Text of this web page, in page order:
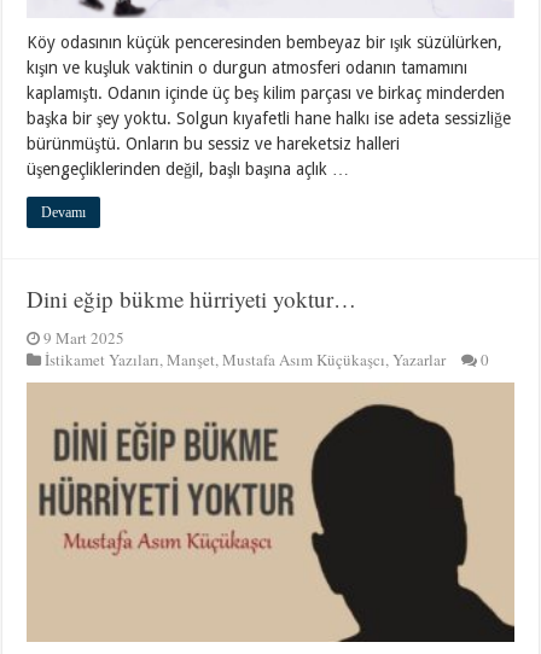
Köy odasının küçük penceresinden bembeyaz bir ışık süzülürken,
kışın ve kuşluk vaktinin o durgun atmosferi odanın tamamını
kaplamıştı. Odanın içinde üç beş kilim parçası ve birkaç minderden
başka bir şey yoktu. Solgun kıyafetli hane halkı ise adeta sessizliğe
bürünmüştü. Onların bu sessiz ve hareketsiz halleri
üşengeçliklerinden değil, başlı başına açlık …
Devamı
Dini eğip bükme hürriyeti yoktur…
9 Mart 2025
İstikamet Yazıları,Manşet,Mustafa Asım Küçükaşcı,Yazarlar 0